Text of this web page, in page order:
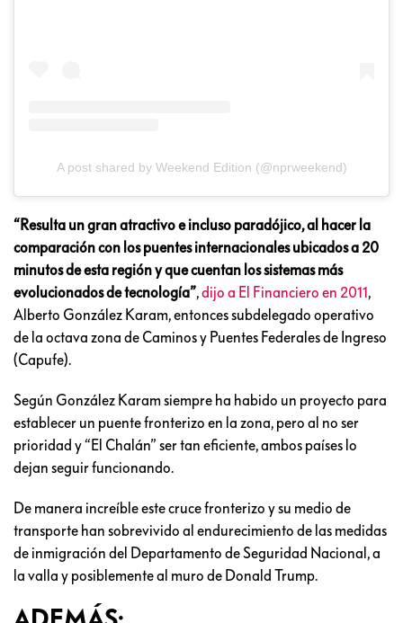
A post shared by Weekend Edition (@nprweekend)
“Resulta un gran atractivo e incluso paradójico, al hacer la
comparación con los puentes internacionales ubicados a 20
minutos de esta región y que cuentan los sistemas más
evolucionados de tecnología”,dijo a El Financiero en 2011,
Alberto González Karam, entonces subdelegado operativo
de la octava zona de Caminos y Puentes Federales de Ingreso
(Capufe).
Según González Karam siempre ha habido un proyecto para
establecer un puente fronterizo en la zona, pero al no ser
prioridad y “El Chalán” ser tan eficiente, ambos países lo
dejan seguir funcionando.
De manera increíble este cruce fronterizo y su medio de
transporte han sobrevivido al endurecimiento de las medidas
de inmigración del Departamento de Seguridad Nacional, a
la valla y posiblemente al muro de Donald Trump.